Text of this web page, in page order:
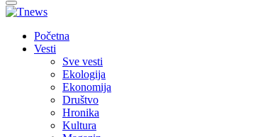
Početna
Vesti
Sve vesti
Ekologija
Ekonomija
Društvo
Hronika
Kultura